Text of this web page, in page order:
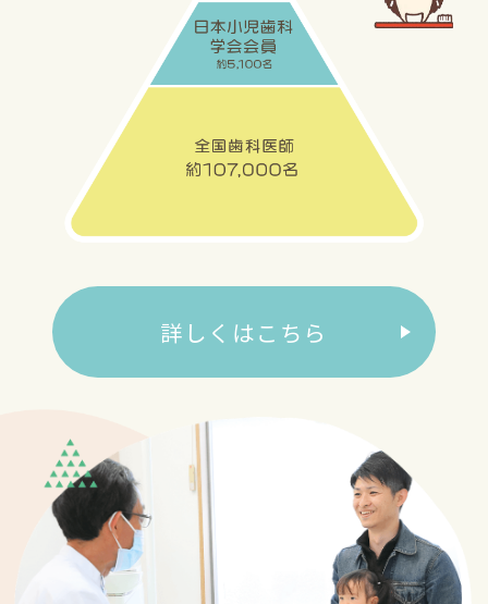
４ヵ月毎の定期健診などでお越しの際にご
患者様のみSALE価格となります
詳しくはこちら